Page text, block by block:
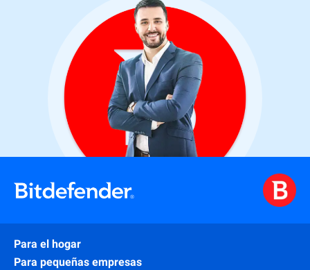
Para el hogar
Para pequeñas empresas